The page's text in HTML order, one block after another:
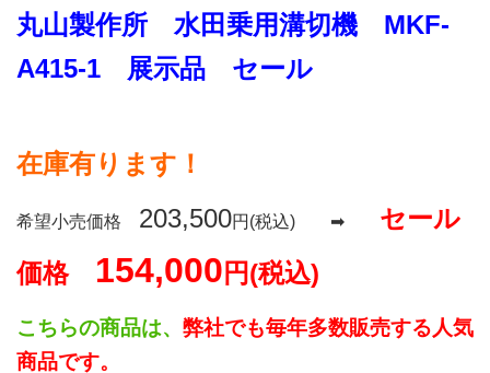
丸山製作所 水田乗用溝切機 MKF-
A415-1 展示品 セール
在庫有ります！
希望小売価格 203,500円(税込) ➡ セール
価格 154,000 円(税込)
こちらの商品は、 弊社でも毎年多数販売する人気
商品です。